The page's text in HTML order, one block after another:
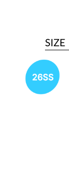
SIZE